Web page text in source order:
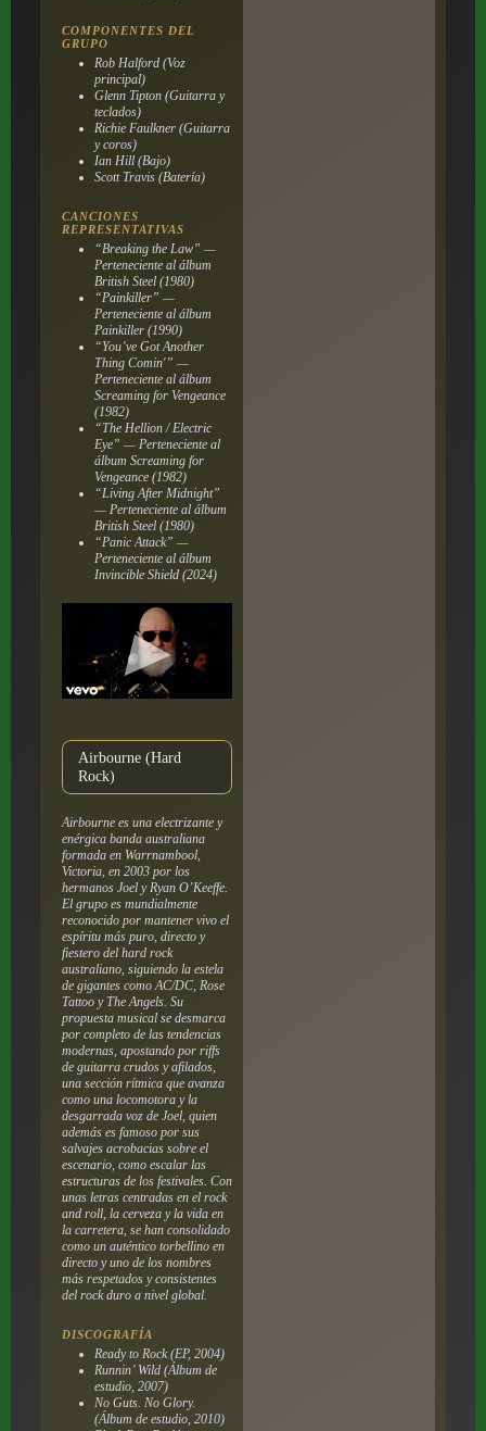
COMPONENTES DEL
GRUPO
Rob Halford (Voz
principal)
Glenn Tipton (Guitarra y
teclados)
Richie Faulkner (Guitarra
y coros)
Ian Hill (Bajo)
Scott Travis (Batería)
CANCIONES
REPRESENTATIVAS
“Breaking the Law” —
Perteneciente al álbum
British Steel(1980)
“Painkiller” —
Perteneciente al álbum
Painkiller(1990)
“You’ve Got Another
Thing Comin'” —
Perteneciente al álbum
Screaming for Vengeance
(1982)
“The Hellion / Electric
Eye” — Perteneciente al
álbum Screaming for
Vengeance(1982)
“Living After Midnight”
— Perteneciente al álbum
British Steel(1980)
“Panic Attack” —
Perteneciente al álbum
Invincible Shield(2024)
Airbourne (Hard
Rock)
Airbourne es una electrizante y
enérgica banda australiana
formada en Warrnambool,
Victoria, en 2003 por los
hermanos Joel y Ryan O’Keeffe.
El grupo es mundialmente
reconocido por mantener vivo el
espíritu más puro, directo y
fiestero del hard rock
australiano, siguiendo la estela
de gigantes como AC/DC, Rose
Tattoo y The Angels. Su
propuesta musical se desmarca
por completo de las tendencias
modernas, apostando por riffs
de guitarra crudos y afilados,
una sección rítmica que avanza
como una locomotora y la
desgarrada voz de Joel, quien
además es famoso por sus
salvajes acrobacias sobre el
escenario, como escalar las
estructuras de los festivales. Con
unas letras centradas en el rock
and roll, la cerveza y la vida en
la carretera, se han consolidado
como un auténtico torbellino en
directo y uno de los nombres
más respetados y consistentes
del rock duro a nivel global.
DISCOGRAFÍA
Ready to Rock(EP, 2004)
Runnin’ Wild(Álbum de
estudio, 2007)
No Guts. No Glory.
(Álbum de estudio, 2010)